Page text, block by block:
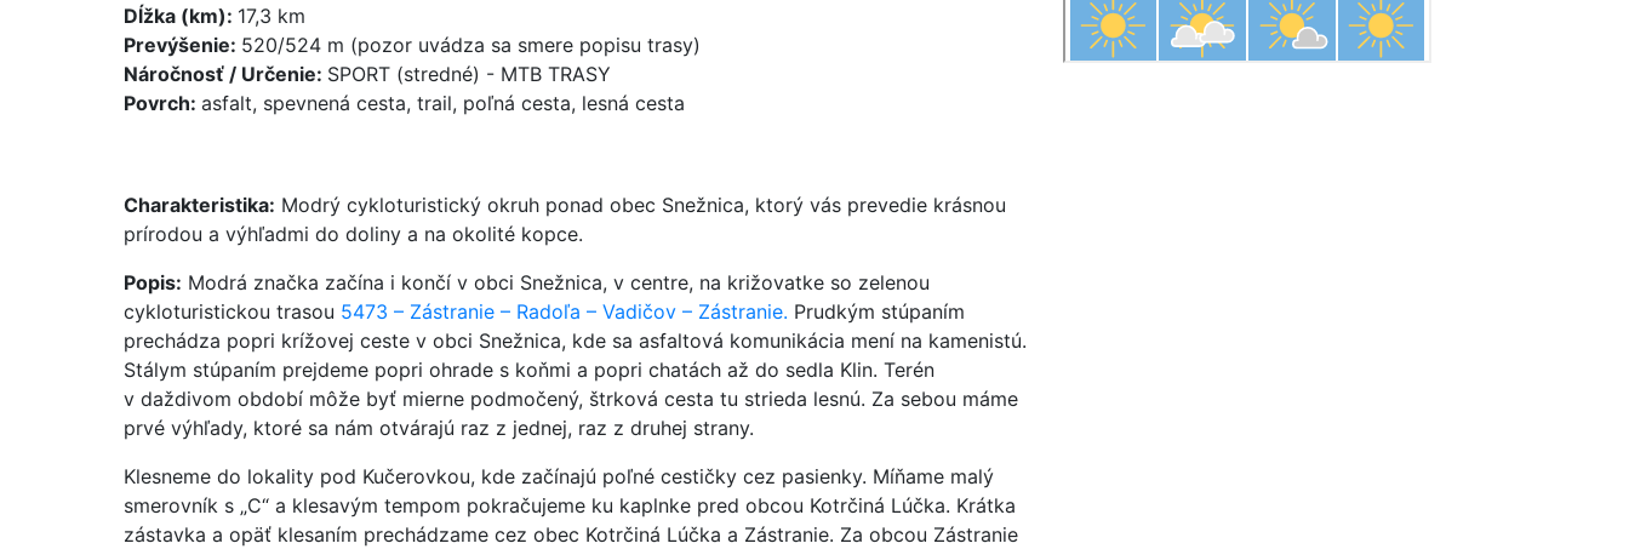
Dĺžka (km): 17,3 km
Prevýšenie: 520/524 m (pozor uvádza sa smere popisu trasy)
Náročnosť / Určenie: SPORT (stredné) - MTB TRASY
Povrch: asfalt, spevnená cesta, trail, poľná cesta, lesná cesta
Charakteristika: Modrý cykloturistický okruh ponad obec Snežnica, ktorý vás prevedie krásnou
prírodou a výhľadmi do doliny a na okolité kopce.
Popis: Modrá značka začína i končí v obci Snežnica, v centre, na križovatke so zelenou
cykloturistickou trasou 5473 – Zástranie – Radoľa – Vadičov – Zástranie. Prudkým stúpaním
prechádza popri krížovej ceste v obci Snežnica, kde sa asfaltová komunikácia mení na kamenistú.
Stálym stúpaním prejdeme popri ohrade s koňmi a popri chatách až do sedla Klin. Terén
v daždivom období môže byť mierne podmočený, štrková cesta tu strieda lesnú. Za sebou máme
prvé výhľady, ktoré sa nám otvárajú raz z jednej, raz z druhej strany.
Klesneme do lokality pod Kučerovkou, kde začínajú poľné cestičky cez pasienky. Míňame malý
smerovník s „C“ a klesavým tempom pokračujeme ku kaplnke pred obcou Kotrčiná Lúčka. Krátka
zástavka a opäť klesaním prechádzame cez obec Kotrčiná Lúčka a Zástranie. Za obcou Zástranie